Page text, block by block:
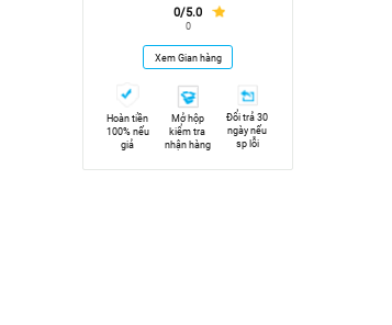
0/5.0
0
Xem Gian hàng
Hoàn tiền
100% nếu
giả
Mở hộp
kiểm tra
nhận hàng
Đổi trả 30
ngày nếu
sp lỗi